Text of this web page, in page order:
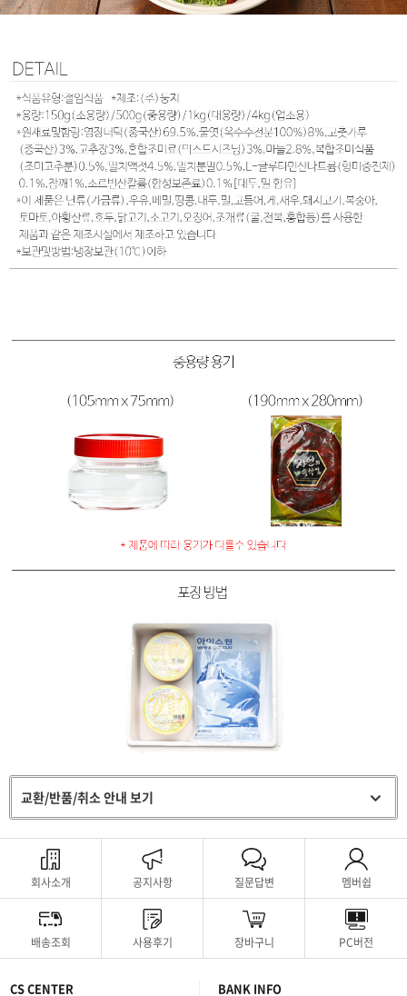
교환/반품/취소 안내 보기
회사소개 공지사항 질문답변 멤버쉽
배송조회 사용후기 장바구니 PC버전
CS CENTER BANK INFO